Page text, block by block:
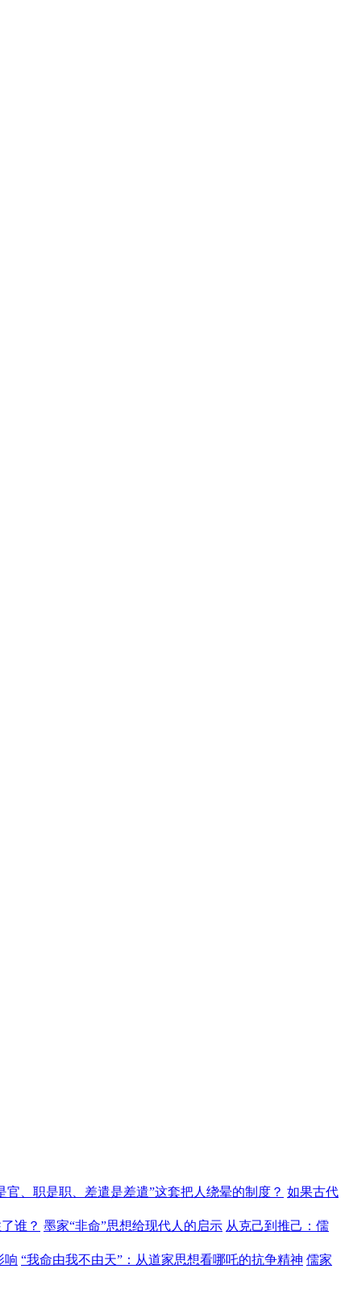
官、职是职、差遣是差遣”这套把人绕晕的制度？ 如果古代
谁？ 墨家“非命”思想给现代人的启示 从克己到推己：儒
响 “我命由我不由天”：从道家思想看哪吒的抗争精神 儒家